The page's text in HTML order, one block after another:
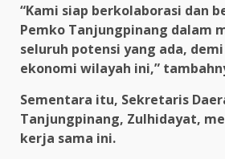
“Kami siap berkolaborasi dan
Pemko Tanjungpinang dalam
seluruh potensi yang ada,
ekonomi wilayah ini,”
Sementara itu, Sekretaris
Tanjungpinang, Zulhidayat,
kerja sama ini.